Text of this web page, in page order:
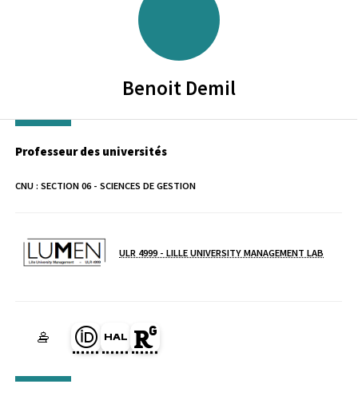
Benoit Demil
Professeur des universités
CNU : SECTION 06 - SCIENCES DE GESTION
Laboratoire / équipe ULR 4999 - LILLE UNIVERSITY MANAGEMENT LAB
Page Orcid du membre (Ouverture dans une nouvelle fenêtre)
HAL benoit-demil (Ouverture dans une nouvelle fenêtre)
Page Researchgate du membre (Ouverture dans